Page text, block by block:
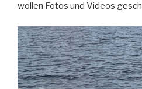
wollen Fotos und Videos